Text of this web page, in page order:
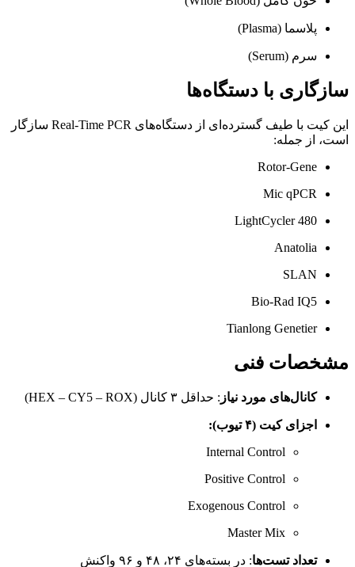
پلاسما (Plasma)
سرم (Serum)
سازگاری با دستگاه‌ها
این کیت با طیف گسترده‌ای از دستگاه‌های Real-Time PCR سازگار
است، از جمله:
Rotor-Gene
Mic qPCR
LightCycler 480
Anatolia
SLAN
Bio-Rad IQ5
Tianlong Genetier
مشخصات فنی
کانال‌های مورد نیاز : حداقل ۳ کانال (HEX – CY5 – ROX)
اجزای کیت (۴ تیوب):
Internal Control
Positive Control
Exogenous Control
Master Mix
تعداد تست‌ها: در بسته‌های ۲۴، ۴۸ و ۹۶ واکنش